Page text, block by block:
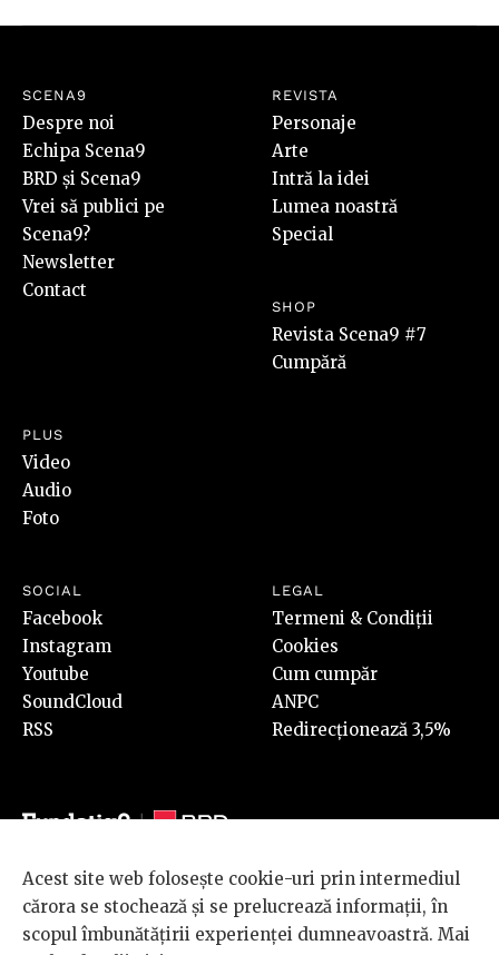
SCENA9
Despre noi
Echipa Scena9
BRD și Scena9
Vrei să publici pe
Scena9?
Newsletter
Contact
REVISTA
Personaje
Arte
Intră la idei
Lumea noastră
Special
SHOP
Revista Scena9 #7
Cumpără
PLUS
Video
Audio
Foto
SOCIAL
Facebook
Instagram
Youtube
SoundCloud
RSS
LEGAL
Termeni & Condiții
Cookies
Cum cumpăr
ANPC
Redirecționează 3,5%
© 2026 BRD Groupe Société Générale, toate drepturile rezervate.
Scena 9 este un proiect sustinut de
BRD GROUPE SOCIÉTÉ
Acest site web folosește cookie-uri prin intermediul
cărora se stochează și se prelucrează informații, în
scopul îmbunătățirii experienței dumneavoastră. Mai